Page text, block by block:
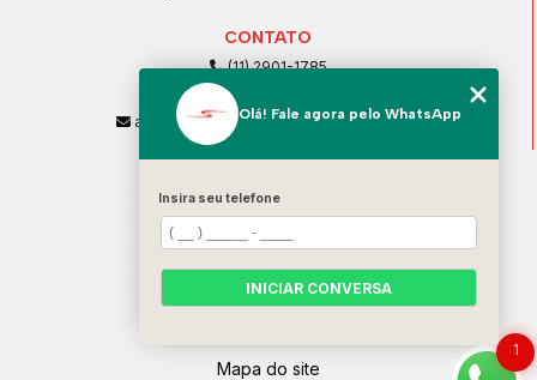
CONTATO
(11) 2901-1785
(11) 99239-1832
atendimento@santeccopiadoras.com.br
Home
Empresa
SERVIÇOS
Contato
Mapa do site
1
Olá! Fale agora pelo WhatsApp
Insira seu telefone
INICIAR CONVERSA